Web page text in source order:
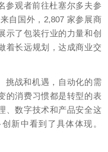
参观者前往杜塞尔多夫参
自国外，2,807 家参展商
示了包装行业的力量和创
着长远规划，达成商业交
挑战和机遇，自动化的需
的消费习惯都是转型的表
、数字技术和产品安全这
新中看到了具体体现。